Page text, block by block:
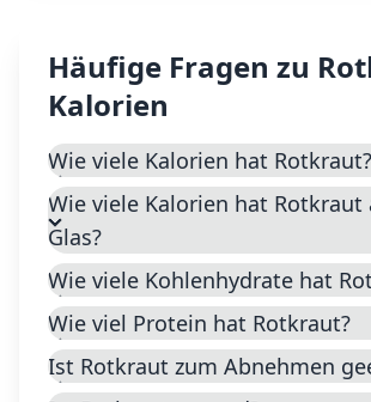
Häufige Fragen zu
Kalorien
Wie viele Kalorien hat Rotkraut?
Wie viele Kalorien hat Rotkraut
Glas?
Wie viele Kohlenhydrate hat
Wie viel Protein hat Rotkraut?
Ist Rotkraut zum Abnehmen